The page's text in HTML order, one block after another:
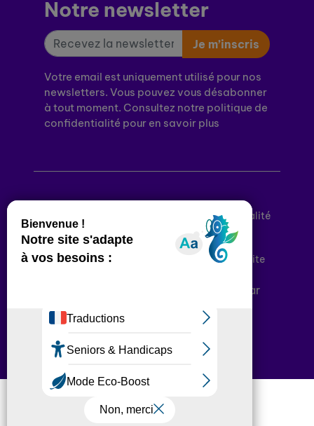
Notre newsletter
Je m’inscris
Votre email est uniquement utilisé pour nos
newsletters. Vous pouvez vous désabonner
à tout moment. Consultez notre politique de
confidentialité pour en savoir plus
Politique de confidentialité
Conditions générales d’utilisation
Déclaration d’accessibilité
Plan du site
Plateforme développée en France par